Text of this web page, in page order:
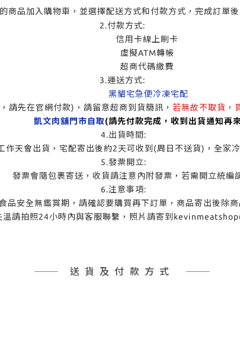
商品加入購物車，並選擇配送方式和付款方式，完成訂單
2.付款方式:
信用卡線上刷卡
虛擬ATM轉帳
超商代碼繳費
3.運送方式:
黑貓宅急便冷凍宅配
請先在官網付款)，請留意超商到貨簡訊， 若無故不取貨，
凱文肉舖門市自取(請先付款完成，收到出貨通知再
4.出貨時間:
貨，宅配寄出後約2天可收到(周日不送貨)，全家冷
5.發票開立:
包裹寄送，收貨請注意內附發票，若需開立統編請
6.注意事項:
鑑賞期，請確認要購買再下訂單，商品寄出後除商品
24小時內與客服聯繫，照片請寄到
送貨及付款方式